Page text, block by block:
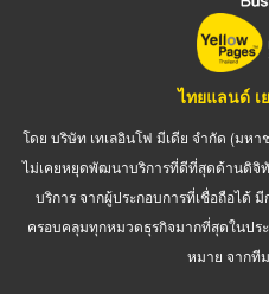
ไทยแลนด์ เ
โดย บริษัท เทเลอินโฟ มีเดีย จำกัด (มหา
ไม่เคยหยุดพัฒนาบริการที่ดีที่สุดด้านดิจิ
บริการ จากผู้ประกอบการที่เชื่อถือได้
ครอบคลุมทุกหมวดธุรกิจมากที่สุดในปร
หมาย จากที